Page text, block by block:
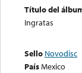
Título del
Ingratas
Sello Novodisc
PaísMexico